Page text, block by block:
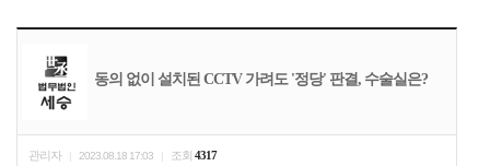
동의 없이 설치된 CCTV 가려도 '정당' 판결, 수술실은?
관리자 2023.08.18 17:03 조회 4317